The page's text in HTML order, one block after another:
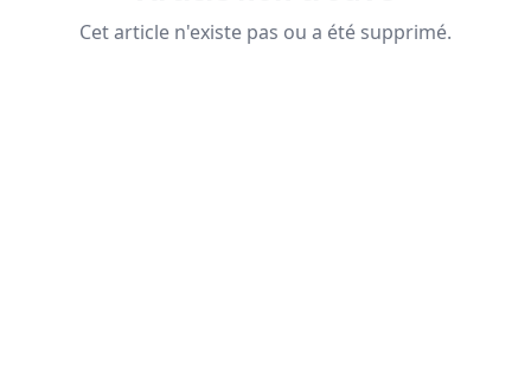
Cet article n'existe pas ou a été supprimé.